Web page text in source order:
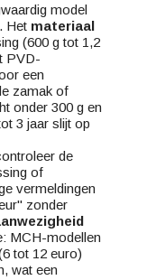
model
Het materiaal
(600 g tot 1,2
PVD-
een
zamak of
onder 300 g en
3 jaar slijt op
de
of
vermeldingen
zonder
MCH-modellen
tot 12 euro)
wat een